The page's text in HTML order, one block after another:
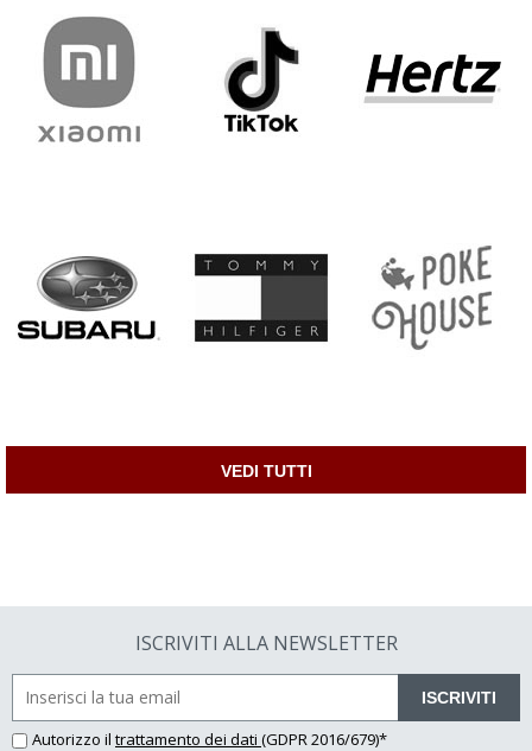
VEDI TUTTI
ISCRIVITI ALLA NEWSLETTER
ISCRIVITI
Autorizzo il trattamento dei dati (GDPR 2016/679)*